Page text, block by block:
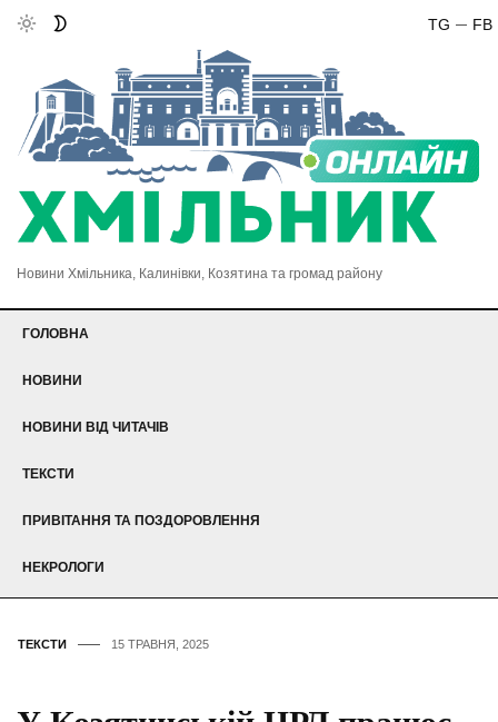
FB
TG
Новини Хмільника, Калинівки, Козятина та громад району
ГОЛОВНА
НОВИНИ
НОВИНИ ВІД ЧИТАЧІВ
ТЕКСТИ
ПРИВІТАННЯ ТА ПОЗДОРОВЛЕННЯ
НЕКРОЛОГИ
ТЕКСТИ 15 ТРАВНЯ, 2025